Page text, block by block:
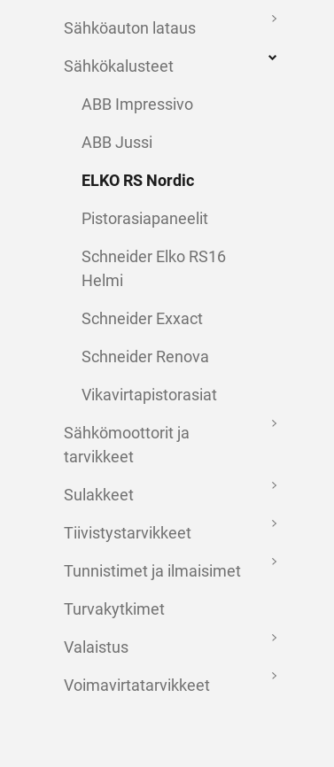
Sähköauton lataus
Sähkökalusteet
ABB Impressivo
ABB Jussi
ELKO RS Nordic
Pistorasiapaneelit
Schneider Elko RS16
Helmi
Schneider Exxact
Schneider Renova
Vikavirtapistorasiat
Sähkömoottorit ja
tarvikkeet
Sulakkeet
Tiivistystarvikkeet
Tunnistimet ja ilmaisimet
Turvakytkimet
Valaistus
Voimavirtatarvikkeet